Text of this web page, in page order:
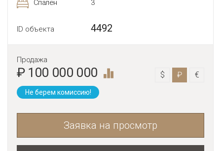
Спален
3
ID объекта 4492
Продажа
₽ 100 000 000 $ ₽ €
Не берем комиссию!
Заявка на просмотр